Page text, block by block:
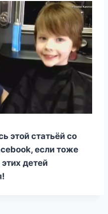
этой статьёй со
если тоже
детей